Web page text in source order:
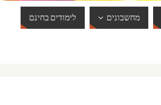
מחשבונים לימודים בחינם